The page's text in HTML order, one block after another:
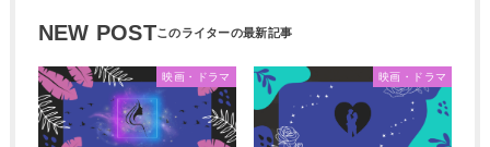
NEW POST
映画・ドラマ 映画・ドラマ